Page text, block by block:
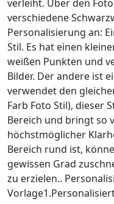
verleiht. Über den
verschiedene
Personalisierung an:
Stil. Es hat einen
weißen Punkten und
Bilder. Der andere ist
verwendet den
Farb Foto Stil), dieser
Bereich und bringt so
höchstmöglicher
Bereich rund ist,
gewissen Grad
zu erzielen..